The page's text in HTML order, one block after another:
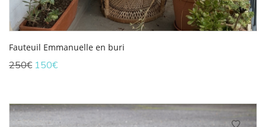
Fauteuil Emmanuelle en buri
250€ Le
était :
250€.
150€Le
est :
150€.